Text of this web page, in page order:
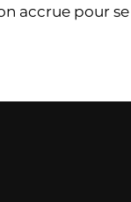
accrue pour se